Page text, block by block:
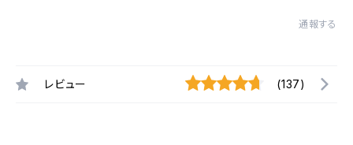
通報する
レビュー (137)